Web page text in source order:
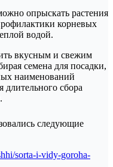
опрыскать растения
корневых
водой.
вкусным и свежим
семена для посадки,
наименований
сбора
следующие
sorta-i-vidy-goroha-